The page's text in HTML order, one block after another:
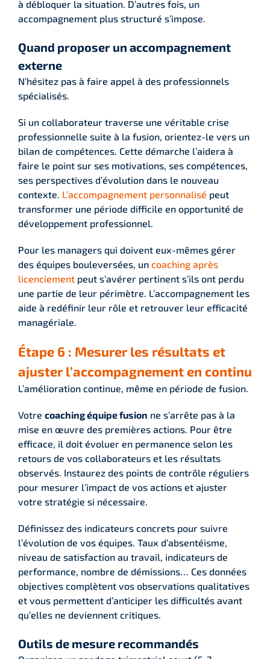
à débloquer la situation. D’autres fois, un
accompagnement plus structuré s’impose.
Quand proposer un accompagnement
externe
N’hésitez pas à faire appel à des professionnels
spécialisés.
Si un collaborateur traverse une véritable crise
professionnelle suite à la fusion, orientez-le vers un
bilan de compétences. Cette démarche l’aidera à
faire le point sur ses motivations, ses compétences,
ses perspectives d’évolution dans le nouveau
contexte. L’accompagnement personnalisé peut
transformer une période difficile en opportunité de
développement professionnel.
Pour les managers qui doivent eux-mêmes gérer
des équipes bouleversées, un coaching après
licenciement peut s’avérer pertinent s’ils ont perdu
une partie de leur périmètre. L’accompagnement les
aide à redéfinir leur rôle et retrouver leur efficacité
managériale.
Étape 6 : Mesurer les résultats et
ajuster l’accompagnement en continu
L’amélioration continue, même en période de fusion.
Votre coaching équipe fusion ne s’arrête pas à la
mise en œuvre des premières actions. Pour être
efficace, il doit évoluer en permanence selon les
retours de vos collaborateurs et les résultats
observés. Instaurez des points de contrôle réguliers
pour mesurer l’impact de vos actions et ajuster
votre stratégie si nécessaire.
Définissez des indicateurs concrets pour suivre
l’évolution de vos équipes. Taux d’absentéisme,
niveau de satisfaction au travail, indicateurs de
performance, nombre de démissions… Ces données
objectives complètent vos observations qualitatives
et vous permettent d’anticiper les difficultés avant
qu’elles ne deviennent critiques.
Outils de mesure recommandés